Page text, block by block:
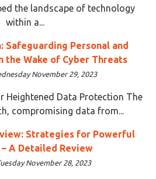
the landscape of technology
within a...
Safeguarding Personal and
the Wake of Cyber Threats
November 29, 2023
Heightened Data Protection The
compromising data from...
Strategies for Powerful
A Detailed Review
November 28, 2023